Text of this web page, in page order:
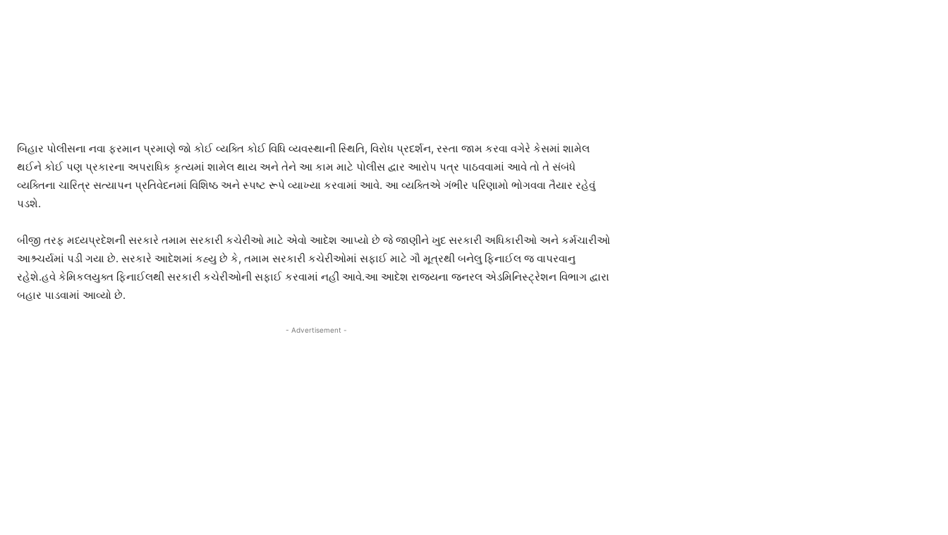
બિહાર પોલીસના નવા ફરમાન પ્રમાણે જો કોઈ વ્યક્તિ કોઈ વિધિ વ્યવસ્થાની સ્થિતિ, વિરોધ પ્રદર્શન, રસ્તા જામ કરવા વગેરે કેસમાં શામેલ
થઈને કોઈ પણ પ્રકારના અપરાધિક કૃત્યમાં શામેલ થાય અને તેને આ કામ માટે પોલીસ દ્વાર આરોપ પત્ર પાઠવવામાં આવે તો તે સંબંધે
વ્યક્તિના ચારિત્ર સત્યાપન પ્રતિવેદનમાં વિશિષ્ઠ અને સ્પષ્ટ રૂપે વ્યાખ્યા કરવામાં આવે. આ વ્યક્તિએ ગંભીર પરિણામો ભોગવવા તૈયાર રહેવું
પડશે.
બીજી તરફ મધ્યપ્રદેશની સરકારે તમામ સરકારી કચેરીઓ માટે એવો આદેશ આપ્યો છે જે જાણીને ખુદ સરકારી અધિકારીઓ અને કર્મચારીઓ
આશ્ર્ચર્યમાં પડી ગયા છે. સરકારે આદેશમાં કહ્યુ છે કે, તમામ સરકારી કચેરીઓમાં સફાઈ માટે ગૌ મૂત્રથી બનેલુ ફિનાઈલ જ વાપરવાનુ
રહેશે.હવે કેમિકલયુક્ત ફિનાઈલથી સરકારી કચેરીઓની સફાઈ કરવામાં નહીં આવે.આ આદેશ રાજ્યના જનરલ એડમિનિસ્ટ્રેશન વિભાગ દ્વારા
બહાર પાડવામાં આવ્યો છે.
- Advertisement -